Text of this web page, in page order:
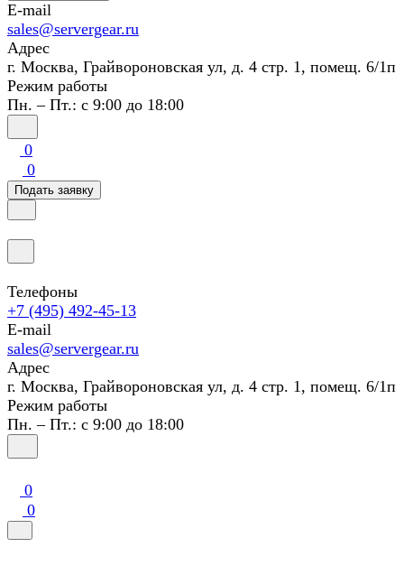
E-mail
sales@servergear.ru
Адрес
г. Москва, Грайвороновская ул, д. 4 стр. 1, помещ. 6/1п
Режим работы
Пн. – Пт.: с 9:00 до 18:00
0
0
Подать заявку
Телефоны
+7 (495) 492-45-13
E-mail
sales@servergear.ru
Адрес
г. Москва, Грайвороновская ул, д. 4 стр. 1, помещ. 6/1п
Режим работы
Пн. – Пт.: с 9:00 до 18:00
0
0